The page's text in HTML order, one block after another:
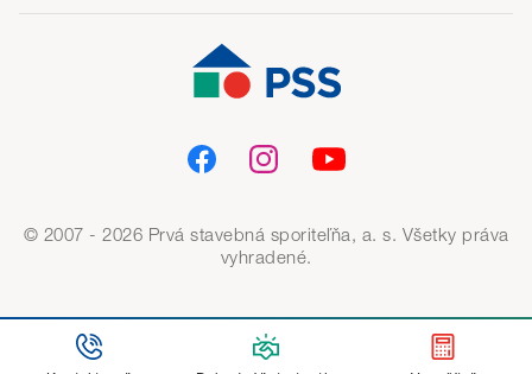
© 2007 - 2026 Prvá stavebná sporiteľňa, a. s. Všetky práva
vyhradené.